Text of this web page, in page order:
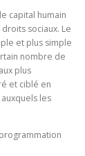
capital humain
sociaux. Le
et plus simple
nombre de
plus
et ciblé en
les